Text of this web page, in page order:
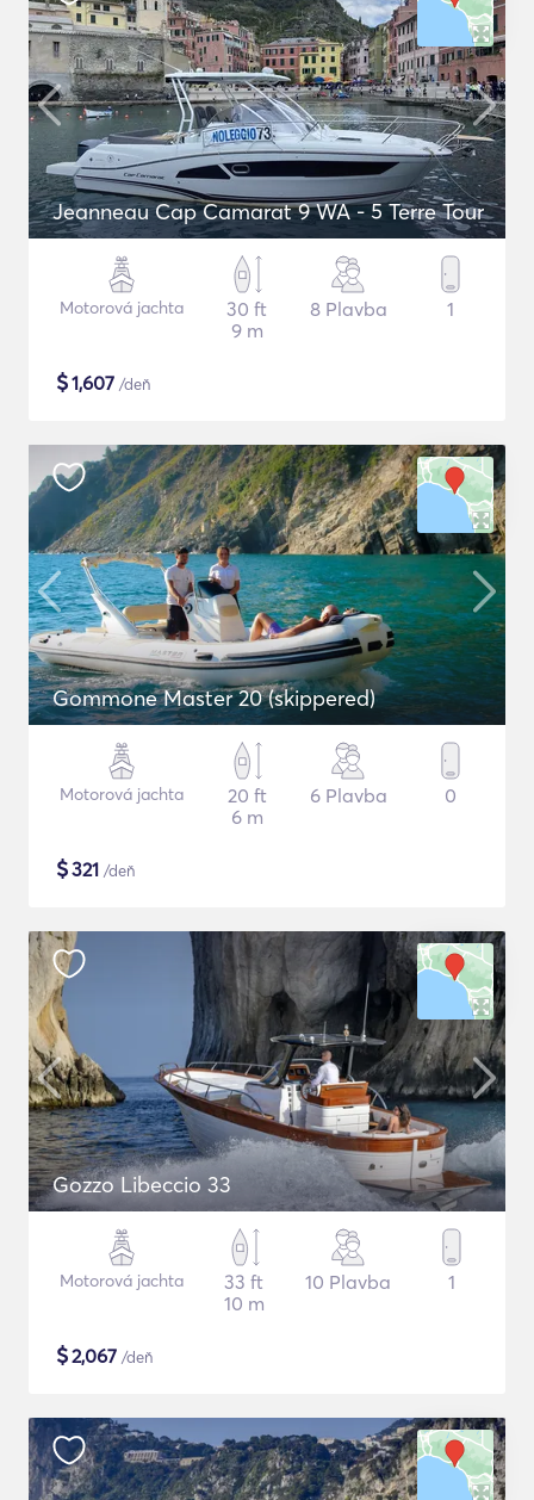
Jeanneau Cap Camarat 9 WA - 5 Terre Tour
Motorová jachta
30 ft
9 m
8 Plavba 1
$1,607 /deň
Gommone Master 20 (skippered)
Motorová jachta
20 ft
6 m
6 Plavba 0
$321 /deň
Gozzo Libeccio 33
Motorová jachta
33 ft
10 m
10 Plavba 1
$2,067 /deň